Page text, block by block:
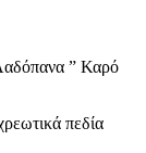
” Καρό
πεδία